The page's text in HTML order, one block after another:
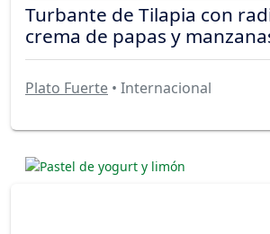
Turbante de Tilapia con
crema de papas y
Plato Fuerte • Internacional